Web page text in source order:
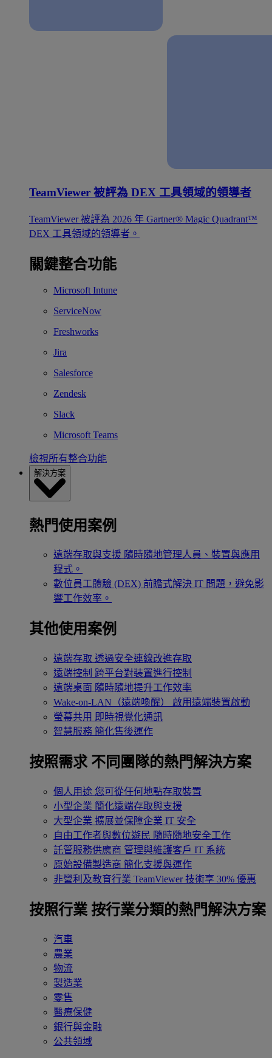
TeamViewer 被評為 DEX 工具領域的領導者
TeamViewer 被評為 2026 年 Gartner® Magic Quadrant™
DEX 工具領域的領導者。
關鍵整合功能
Microsoft Intune
ServiceNow
Freshworks
Jira
Salesforce
Zendesk
Slack
Microsoft Teams
檢視所有整合功能
解決方案
熱門使用案例
遠端存取與支援 隨時隨地管理人員、裝置與應用
程式。
數位員工體驗 (DEX) 前瞻式解決 IT 問題，避免影
響工作效率。
其他使用案例
遠端存取 透過安全連線改進存取
遠端控制 跨平台對裝置進行控制
遠端桌面 隨時隨地提升工作效率
Wake-on-LAN（遠端喚醒）
啟用遠端裝置啟動
螢幕共用 即時視覺化通訊
智慧服務 簡化售後運作
按照需求 不同團隊的熱門解決方案
個人用途 您可從任何地點存取裝置
小型企業 簡化遠端存取與支援
大型企業 擴展並保障企業 IT 安全
自由工作者與數位遊民 隨時隨地安全工作
託管服務供應商 管理與維護客戶 IT 系統
原始設備製造商 簡化支援與運作
非營利及教育行業 TeamViewer 技術享 30% 優惠
按照行業 按行業分類的熱門解決方案
汽車
農業
物流
製造業
零售
醫療保健
銀行與金融
公共領域